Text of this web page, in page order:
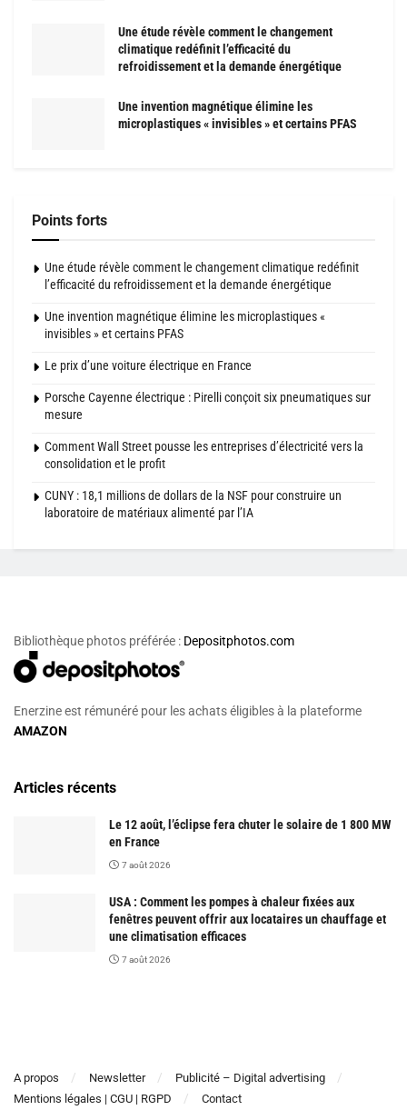
Une étude révèle comment le changement
climatique redéfinit l’efficacité du
refroidissement et la demande énergétique
Une invention magnétique élimine les
microplastiques « invisibles » et certains PFAS
Points forts
Une étude révèle comment le changement climatique redéfinit
l’efficacité du refroidissement et la demande énergétique
Une invention magnétique élimine les microplastiques «
invisibles » et certains PFAS
Le prix d’une voiture électrique en France
Porsche Cayenne électrique : Pirelli conçoit six pneumatiques sur
mesure
Comment Wall Street pousse les entreprises d’électricité vers la
consolidation et le profit
CUNY : 18,1 millions de dollars de la NSF pour construire un
laboratoire de matériaux alimenté par l’IA
Bibliothèque photos préférée : Depositphotos.com
Enerzine est rémunéré pour les achats éligibles à la plateforme
AMAZON
Articles récents
Le 12 août, l’éclipse fera chuter le solaire de 1 800 MW
en France
7 août 2026
USA : Comment les pompes à chaleur fixées aux
fenêtres peuvent offrir aux locataires un chauffage et
une climatisation efficaces
7 août 2026
A propos Newsletter
Publicité – Digital advertising
Mentions légales | CGU | RGPD
Contact